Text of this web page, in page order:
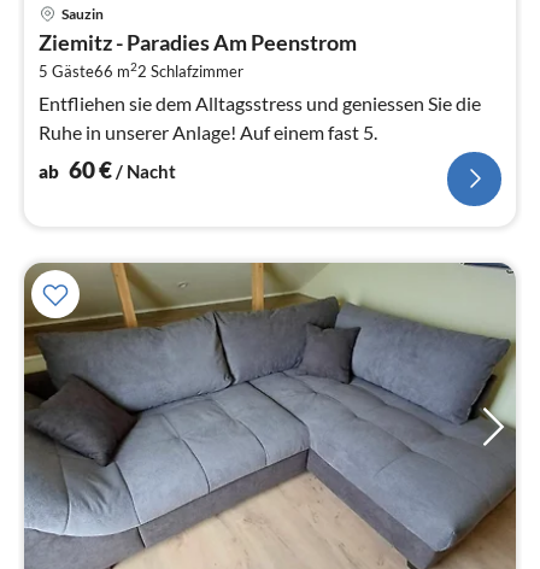
Sauzin
Ziemitz - Paradies Am Peenstrom
5 Gäste66 m22 Schlafzimmer
Entfliehen sie dem Alltagsstress und geniessen Sie die
Ruhe in unserer Anlage! Auf einem fast 5.
ab 60€/ Nacht